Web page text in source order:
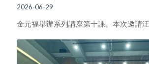
2026-06-29
金元福舉辦系列講座第十課。本次邀請